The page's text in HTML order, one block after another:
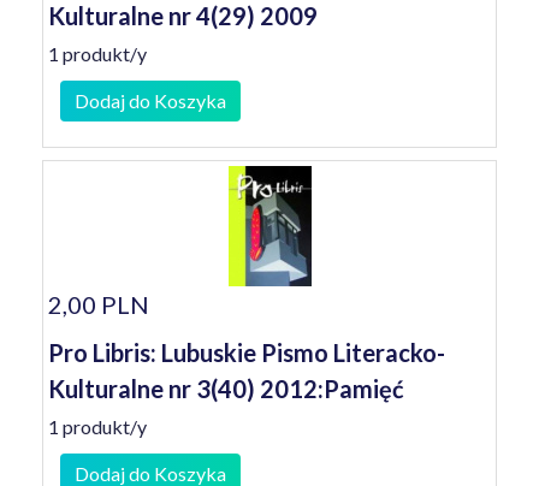
Kulturalne nr 4(29) 2009
1 produkt/y
Dodaj do Koszyka
2,00 PLN
Pro Libris: Lubuskie Pismo Literacko-
Kulturalne nr 3(40) 2012:Pamięć
1 produkt/y
Dodaj do Koszyka